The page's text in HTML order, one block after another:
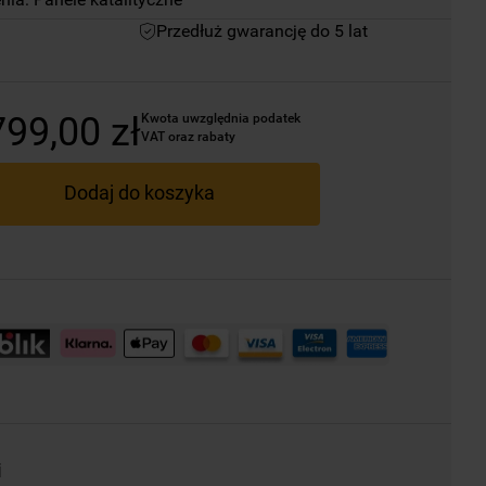
Przedłuż gwarancję do 5 lat
,00 złKwota uwzględnia podatek
VAT oraz rabaty
Dodaj do koszyka